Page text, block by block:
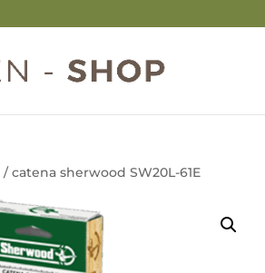
/ catena sherwood SW20L-61E